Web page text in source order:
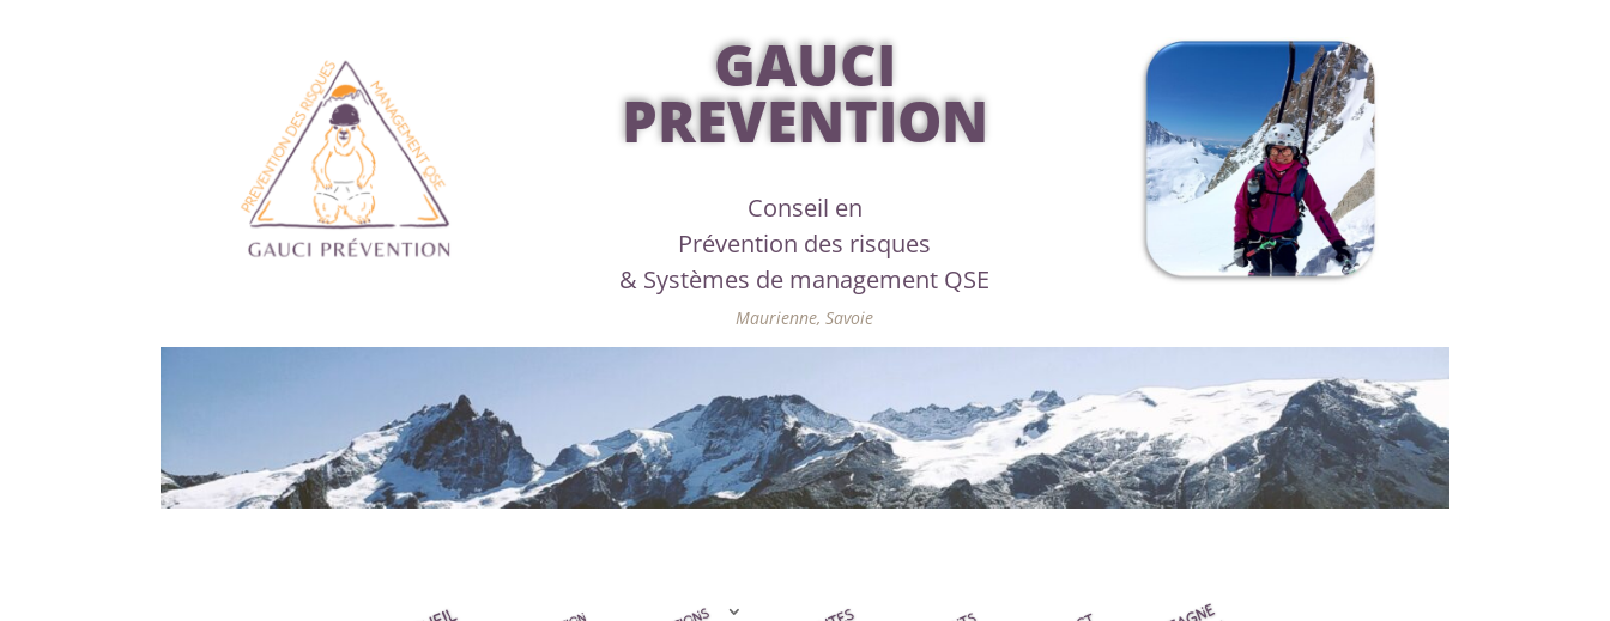
GAUCI
PREVENTION
Conseil en
Prévention des risques
& Systèmes de management QSE
Maurienne, Savoie